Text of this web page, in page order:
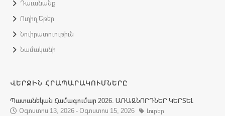
Դաւանանք
Ուղիղ Եթեր
Նուիրատուութիւն
Նամականի
ՎԵՐՋԻՆ ՀՐԱՊԱՐԱԿՈՒՄՆԵՐԸ
Պատանեկան Համագումար 2026. ԱՌԱՋՆՈՐԴՆԵՐ ԿԵՐՏԵԼ
Օգոստոս 13, 2026 - Օգոստոս 15, 2026
Լուրեր